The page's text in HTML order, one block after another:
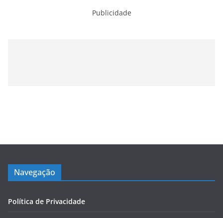
Publicidade
Navegação
Política de Privacidade